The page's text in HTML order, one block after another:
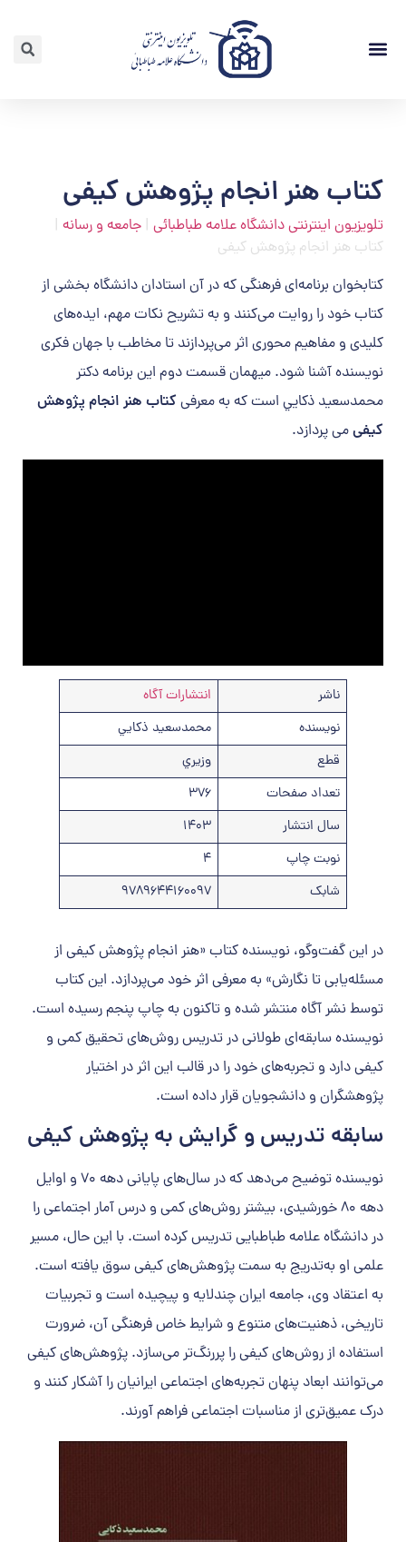
کتاب هنر انجام پژوهش کیفی
تلویزیون اینترنتی دانشگاه علامه طباطبائی | جامعه و رسانه |
کتاب هنر انجام پژوهش کیفی
کتابخوان برنامه‌ای فرهنگی که در آن استادان دانشگاه بخشی از
کتاب خود را روایت می‌کنند و به تشریح نکات مهم، ایده‌های
کلیدی و مفاهیم محوری اثر می‌پردازند تا مخاطب با جهان فکری
نویسنده آشنا شود. میهمان قسمت دوم این برنامه دکتر
محمدسعيد ذكايي است که به معرفی کتاب هنر انجام پژوهش
کیفیمی پردازد.
ناشر
انتشارات آگاه
نويسنده
محمدسعيد ذكايي
قطع
وزيري
تعداد صفحات
376
سال انتشار
1403
نوبت چاپ
4
شابک
9789644160097
در این گفت‌وگو، نویسنده کتاب «هنر انجام پژوهش کیفی از
مسئله‌یابی تا نگارش» به معرفی اثر خود می‌پردازد. این کتاب
توسط نشر آگاه منتشر شده و تاکنون به چاپ پنجم رسیده است.
نویسنده سابقه‌ای طولانی در تدریس روش‌های تحقیق کمی و
کیفی دارد و تجربه‌های خود را در قالب این اثر در اختیار
پژوهشگران و دانشجویان قرار داده است.
سابقه تدریس و گرایش به پژوهش کیفی
نویسنده توضیح می‌دهد که در سال‌های پایانی دهه ۷۰ و اوایل
دهه ۸۰ خورشیدی، بیشتر روش‌های کمی و درس آمار اجتماعی را
در دانشگاه علامه طباطبایی تدریس کرده است. با این حال، مسیر
علمی او به‌تدریج به سمت پژوهش‌های کیفی سوق یافته است.
به اعتقاد وی، جامعه ایران چندلایه و پیچیده است و تجربیات
تاریخی، ذهنیت‌های متنوع و شرایط خاص فرهنگی آن، ضرورت
استفاده از روش‌های کیفی را پررنگ‌تر می‌سازد. پژوهش‌های کیفی
می‌توانند ابعاد پنهان تجربه‌های اجتماعی ایرانیان را آشکار کنند و
درک عمیق‌تری از مناسبات اجتماعی فراهم آورند.